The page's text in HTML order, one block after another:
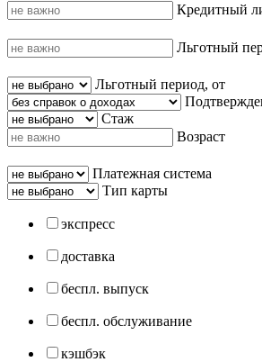
Кредитный
Льготный
Льготный период, от
Стаж
Возраст
Платежная система
Тип карты
экспресс
доставка
беспл. выпуск
беспл. обслуживание
кэшбэк